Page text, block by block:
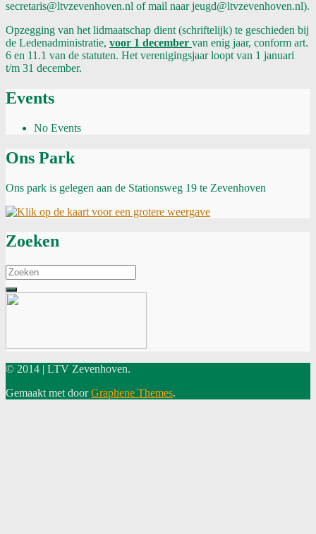
secretaris@ltvzevenhoven.nl of mail naar jeugd@ltvzevenhoven.nl).
Opzegging van het lidmaatschap dient (schriftelijk) te geschieden bij
de Ledenadministratie, voor 1 december van enig jaar, conform art.
6 en 11.1 van de statuten. Het verenigingsjaar loopt van 1 januari
t/m 31 december.
Events
No Events
Ons Park
Ons park is gelegen aan de Stationsweg 19 te Zevenhoven
Zoeken
Search
for:
© 2014 | LTV Zevenhoven.
Gemaakt met doorGraphene Themes.